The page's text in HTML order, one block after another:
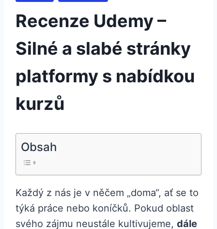
Recenze Udemy –
Silné a slabé stránky
platformy s nabídkou
kurzů
Obsah
Každý z nás je v něčem „doma“, ať se to
týká práce nebo koníčků. Pokud oblast
svého zájmu neustále kultivujeme, dále